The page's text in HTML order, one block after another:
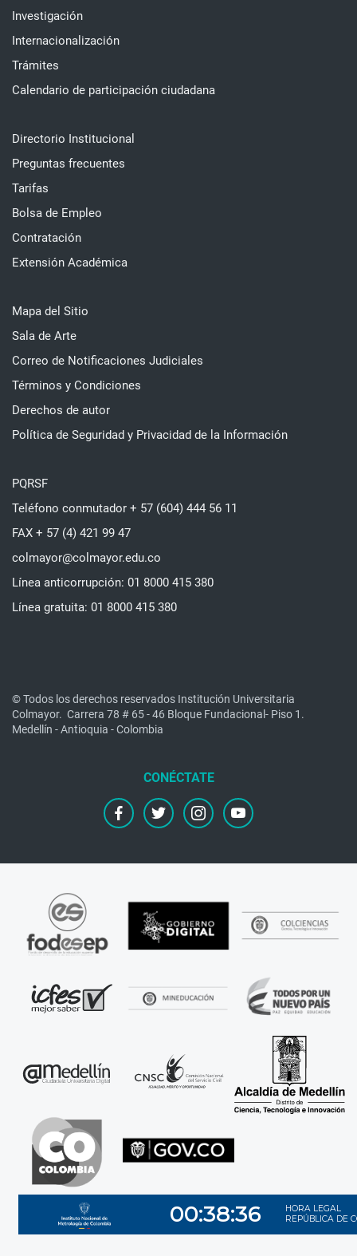
Investigación
Internacionalización
Trámites
Calendario de participación ciudadana
Directorio Institucional
Preguntas frecuentes
Tarifas
Bolsa de Empleo
Contratación
Extensión Académica
Mapa del Sitio
Sala de Arte
Correo de Notificaciones Judiciales
Términos y Condiciones
Derechos de autor
Política de Seguridad y Privacidad de la Información
PQRSF
Teléfono conmutador + 57 (604) 444 56 11
FAX + 57 (4) 421 99 47
colmayor@colmayor.edu.co
Línea anticorrupción: 01 8000 415 380
Línea gratuita: 01 8000 415 380
© Todos los derechos reservados Institución Universitaria
Colmayor. Carrera 78 # 65 - 46 Bloque Fundacional- Piso 1.
Medellín - Antioquia - Colombia
facebooktwitter instagramyoutube